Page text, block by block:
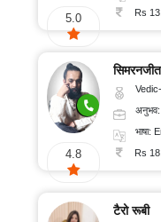
5.0
Rs
4.8
सिमरनजीत
Vedic-
अनुभव:
भाषा:
Rs
टैरो रूबी